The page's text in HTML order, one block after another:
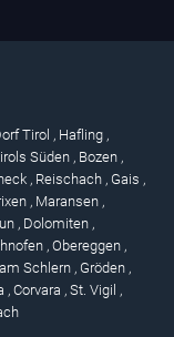
Tirol , Hafling ,
Süden , Bozen ,
, Reischach , Gais ,
, Maransen ,
, Dolomiten ,
, Obereggen ,
Schlern , Gröden ,
, Corvara , St. Vigil ,